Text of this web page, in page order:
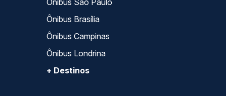
Ônibus São Paulo
Ônibus Brasília
Ônibus Campinas
Ônibus Londrina
+ Destinos